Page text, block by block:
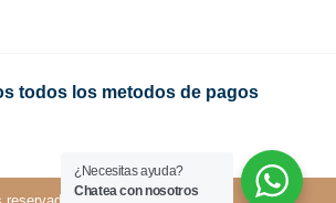
todos los metodos de pagos
¿Necesitas ayuda?
Chatea con nosotros